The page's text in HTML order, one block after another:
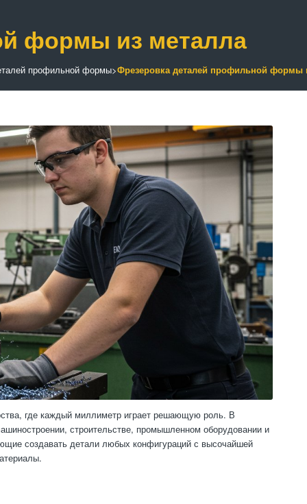
формы из металла
профильной формы>Фрезеровка деталей профильной формы
где каждый миллиметр играет решающую роль. В
строительстве, промышленном оборудовании и
создавать детали любых конфигураций с высочайшей